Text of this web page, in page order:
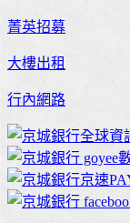
菁英招募
大樓出租
行內網路